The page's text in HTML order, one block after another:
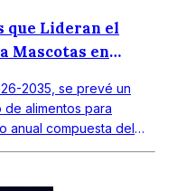
que Lideran el
Mascotas en
2035, se prevé un
alimentos para
anual compuesta del